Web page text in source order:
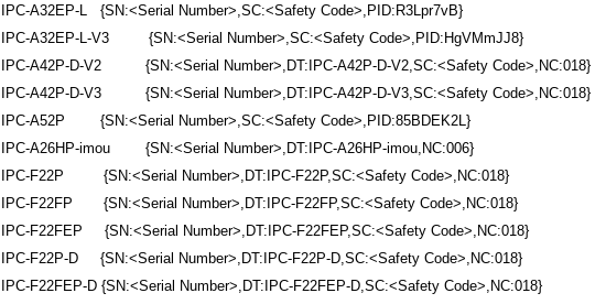
IPC-A32EP-L {SN:<Serial Number>,SC:<Safety Code>,PID:R3Lpr7vB}
IPC-A32EP-L-V3 {SN:<Serial Number>,SC:<Safety Code>,PID:HgVMmJJ8}
IPC-A42P-D-V2 {SN:<Serial Number>,DT:IPC-A42P-D-V2,SC:<Safety Code>,NC:018}
IPC-A42P-D-V3 {SN:<Serial Number>,DT:IPC-A42P-D-V3,SC:<Safety Code>,NC:018}
IPC-A52P {SN:<Serial Number>,SC:<Safety Code>,PID:85BDEK2L}
IPC-A26HP-imou {SN:<Serial Number>,DT:IPC-A26HP-imou,NC:006}
IPC-F22P {SN:<Serial Number>,DT:IPC-F22P,SC:<Safety Code>,NC:018}
IPC-F22FP {SN:<Serial Number>,DT:IPC-F22FP,SC:<Safety Code>,NC:018}
IPC-F22FEP {SN:<Serial Number>,DT:IPC-F22FEP,SC:<Safety Code>,NC:018}
IPC-F22P-D {SN:<Serial Number>,DT:IPC-F22P-D,SC:<Safety Code>,NC:018}
IPC-F22FEP-D {SN:<Serial Number>,DT:IPC-F22FEP-D,SC:<Safety Code>,NC:018}